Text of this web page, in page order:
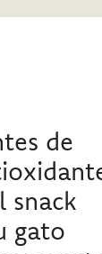
de
snack
gato